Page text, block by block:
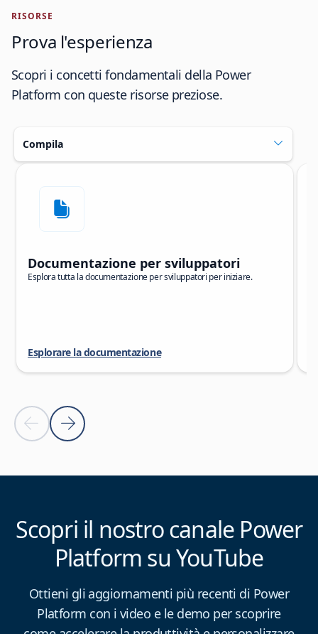
RISORSE
Prova l'esperienza
Scopri i concetti fondamentali della Power
Platform con queste risorse preziose.
Compila
Previous slide
Next slide
Documentazione per sviluppatori
Esplora tutta la documentazione per sviluppatori per iniziare.
Esplorare la documentazione
Scopri il nostro canale Power
Platform su YouTube
Ottieni gli aggiornamenti più recenti di Power
Platform con i video e le demo per scoprire